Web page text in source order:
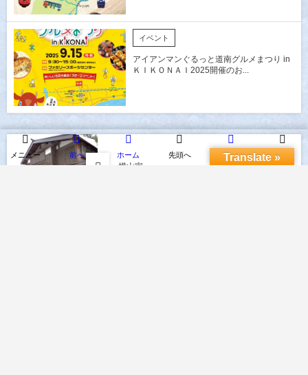
イベント
アイアンマンぐるっと道南グルメまつり in
ＫＩＫＯＮＡＩ2025開催のお...
横山家
メニュー 検索
前へ ホーム 先頭へ 次へ
Translate »